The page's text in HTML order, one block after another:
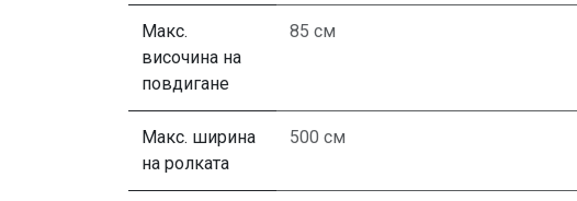
Макс.
височина на
повдигане
85 см
Макс. ширина
на ролката
500 см